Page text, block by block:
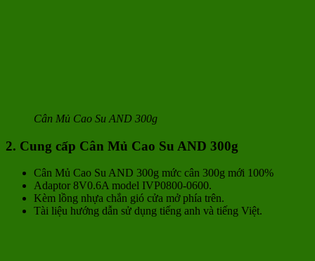
Cân Mủ Cao Su AND 300g
2. Cung cấp Cân Mủ Cao Su AND 300g
Cân Mủ Cao Su AND 300g mức cân 300g mới 100%
Adaptor 8V0.6A model IVP0800-0600.
Kèm lồng nhựa chắn gió cửa mở phía trên.
Tài liệu hướng dẫn sử dụng tiếng anh và tiếng Việt.